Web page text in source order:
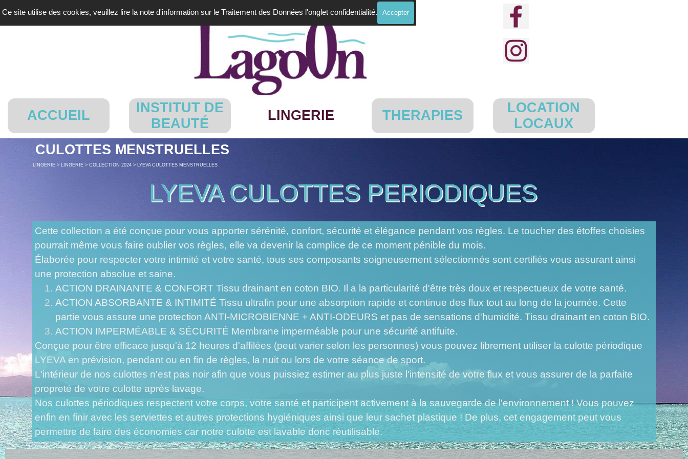
Ce site utilise des cookies, veuillez lire la note d'information sur le Traitement des Données l'onglet confidentialité. Accepter
ACCUEIL
INSTITUT DE
BEAUTÉ
▼
LINGERIE ▼
THERAPIES ▼
LOCATION
LOCAUX
CULOTTES MENSTRUELLES
LINGERIE > LINGERIE > COLLECTION 2024 > LYEVA CULOTTES MENSTRUELLES
LYEVA CULOTTES PERIODIQUES
Cette collection a été conçue pour vous apporter sérénité, confort, sécurité et élégance pendant vos règles. Le toucher des étoffes choisies
pourrait même vous faire oublier vos règles, elle va devenir la complice de ce moment pénible du mois.
Élaborée pour respecter votre intimité et votre santé, tous ses composants soigneusement sélectionnés sont certifiés vous assurant ainsi
une protection absolue et saine.
ACTION DRAINANTE & CONFORT Tissu drainant en coton BIO. Il a la particularité d'être très doux et respectueux de votre santé.
ACTION ABSORBANTE & INTIMITÉ Tissu ultrafin pour une absorption rapide et continue des flux tout au long de la journée. Cette
partie vous assure une protection ANTI-MICROBIENNE + ANTI-ODEURS et pas de sensations d'humidité. Tissu drainant en coton BIO.
ACTION IMPERMÉABLE & SÉCURITÉ Membrane imperméable pour une sécurité antifuite.
Conçue pour être efficace jusqu'à 12 heures d'affilées (peut varier selon les personnes) vous pouvez librement utiliser la culotte périodique
LYEVA en prévision, pendant ou en fin de règles, la nuit ou lors de votre séance de sport.
L'intérieur de nos culottes n'est pas noir afin que vous puissiez estimer au plus juste l'intensité de votre flux et vous assurer de la parfaite
propreté de votre culotte après lavage.
Nos culottes périodiques respectent votre corps, votre santé et participent activement à la sauvegarde de l'environnement ! Vous pouvez
enfin en finir avec les serviettes et autres protections hygiéniques ainsi que leur sachet plastique ! De plus, cet engagement peut vous
permettre de faire des économies car notre culotte est lavable donc réutilisable.